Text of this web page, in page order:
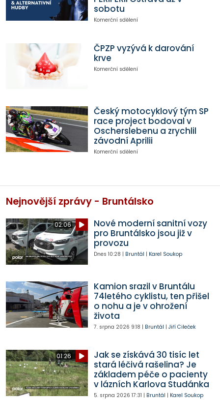
sobotu
Komerční sdělení
ČPZP vyzývá k darování
krve
Komerční sdělení
Český motocyklový tým SP
race project bodoval v
Oscherslebenu a zrychlil
závodní Aprilii
Komerční sdělení
Nejnovější zprávy - Bruntálsko
02:06
Nové moderní sanitní vozy
pro Bruntálsko jsou již v
provozu
Dnes 10:28 | Bruntál | Karel Soukop
Kamion srazil v Bruntálu
74letého cyklistu, ten přišel
o nohu a je v ohrožení
života
7. srpna 2026 9:18 | Bruntál | Jiří Cileček
01:26
Jak se získává 30 tisíc let
stará léčivá rašelina? Je
základem péče o pacienty
v lázních Karlova Studánka
5. srpna 2026 17:31 | Bruntál | Karel Soukop